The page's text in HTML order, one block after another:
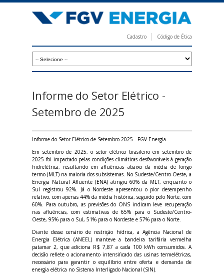
para
principal
V
e
r
i
a
Cadastro Código de Ética
Informe do Setor Elétrico -
Setembro de 2025
Informe do Setor Elétrico de Setembro 2025 - FGV Energia
Em setembro de 2025, o setor elétrico brasileiro em setembro de
2025 foi impactado pelas condições climáticas desfavoráveis à geração
hidrelétrica, resultando em afluências abaixo da média de longo
termo (MLT) na maioria dos subsistemas. No Sudeste/Centro-Oeste, a
Energia Natural Afluente (ENA) atingiu 60% da MLT, enquanto o
Sul registrou 92%. Já o Nordeste apresentou o pior desempenho
relativo, com apenas 44% da média histórica, seguido pelo Norte, com
60%. Para outubro, as previsões do ONS indicam leve recuperação
nas afluências, com estimativas de 65% para o Sudeste/Centro-
Oeste, 95% para o Sul, 51% para o Nordeste e 57% para o Norte.
Diante desse cenário de restrição hídrica, a Agência Nacional de
Energia Elétrica (ANEEL) manteve a bandeira tarifária vermelha
patamar 2, que adiciona R$ 7,87 a cada 100 kWh consumidos. A
decisão reflete o acionamento intensificado das usinas termelétricas,
necessário para garantir o equilíbrio entre oferta e demanda de
energia elétrica no Sistema Interligado Nacional (SIN).